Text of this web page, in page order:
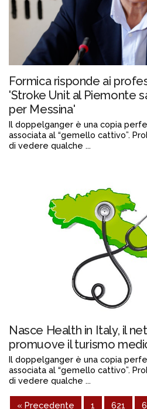
Formica risponde ai
'Stroke Unit al Piemonte
per Messina'
Il doppelganger è una copia
associata al “gemello cattivo”.
di vedere qualche ...
Nasce Health in Italy, il
promuove il turismo
Il doppelganger è una copia
associata al “gemello cattivo”.
di vedere qualche ...
Continua a leggere
« Precedente
1 621